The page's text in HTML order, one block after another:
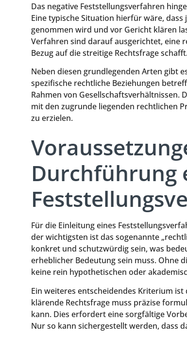
Das negative Feststellungsverfahren
Eine typische Situation hierfür wäre,
genommen wird und vor Gericht klären
Verfahren sind darauf ausgerichtet, eine
Bezug auf die streitige Rechtsfrage schafft.
Neben diesen grundlegenden Arten gibt
spezifische rechtliche Beziehungen
Rahmen von
mit den zugrunde liegenden rechtlichen
zu erzielen.
Durchführung
Für die Einleitung eines
der wichtigsten ist das sogenannte
konkret und schutzwürdig sein, was
erheblicher Bedeutung sein muss. Ohne
keine rein hypothetischen oder
Ein weiteres entscheidendes Kriterium
klärende Rechtsfrage muss präzise
kann. Dies erfordert eine sorgfältige
Nur so kann sichergestellt werden, dass